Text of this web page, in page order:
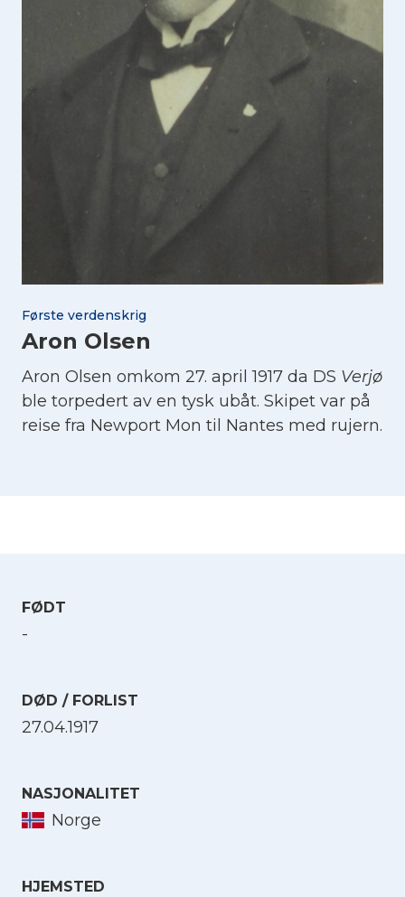
Første verdenskrig
Aron Olsen
Aron Olsen omkom 27. april 1917 da DS Verjø
ble torpedert av en tysk ubåt. Skipet var på
reise fra Newport Mon til Nantes med rujern.
FØDT
-
DØD / FORLIST
27.04.1917
NASJONALITET
Norge
HJEMSTED